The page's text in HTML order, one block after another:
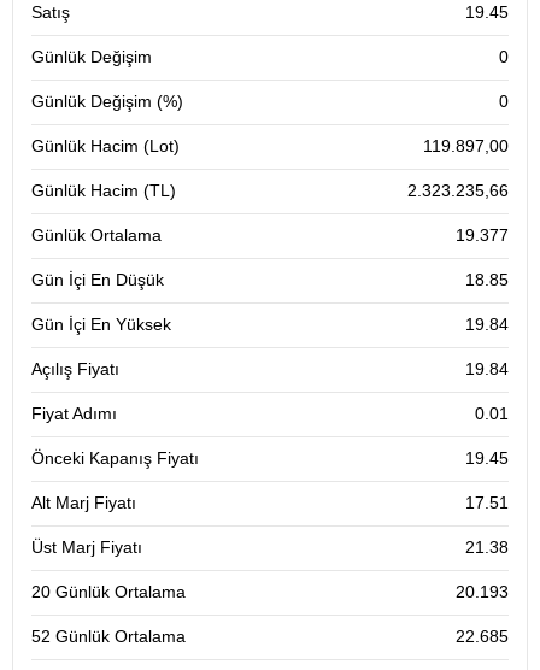
Satış 19.45
Günlük Değişim 0
Günlük Değişim (%) 0
Günlük Hacim (Lot) 119.897,00
Günlük Hacim (TL) 2.323.235,66
Günlük Ortalama 19.377
Gün İçi En Düşük 18.85
Gün İçi En Yüksek 19.84
Açılış Fiyatı 19.84
Fiyat Adımı 0.01
Önceki Kapanış Fiyatı 19.45
Alt Marj Fiyatı 17.51
Üst Marj Fiyatı 21.38
20 Günlük Ortalama 20.193
52 Günlük Ortalama 22.685